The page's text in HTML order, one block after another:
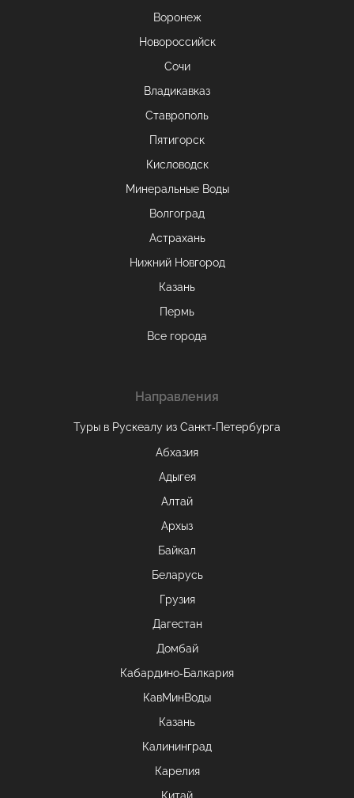
Воронеж
Новороссийск
Сочи
Владикавказ
Ставрополь
Пятигорск
Кисловодск
Минеральные Воды
Волгоград
Астрахань
Нижний Новгород
Казань
Пермь
Все города
Направления
Туры в Рускеалу из Санкт‑Петербурга
Абхазия
Адыгея
Алтай
Архыз
Байкал
Беларусь
Грузия
Дагестан
Домбай
Кабардино-Балкария
КавМинВоды
Казань
Калининград
Карелия